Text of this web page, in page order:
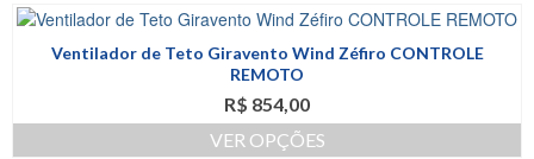
do
produto
tem
variantes.
As
opções
podem
Ventilador de Teto Giravento Wind Zéfiro CONTROLE
REMOTO
R$ 854,00
VER OPÇÕES